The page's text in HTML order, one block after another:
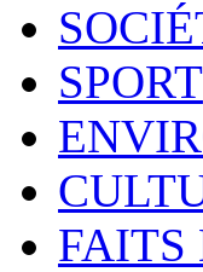
SPORT
FAITS